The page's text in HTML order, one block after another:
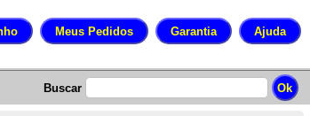
Buscar